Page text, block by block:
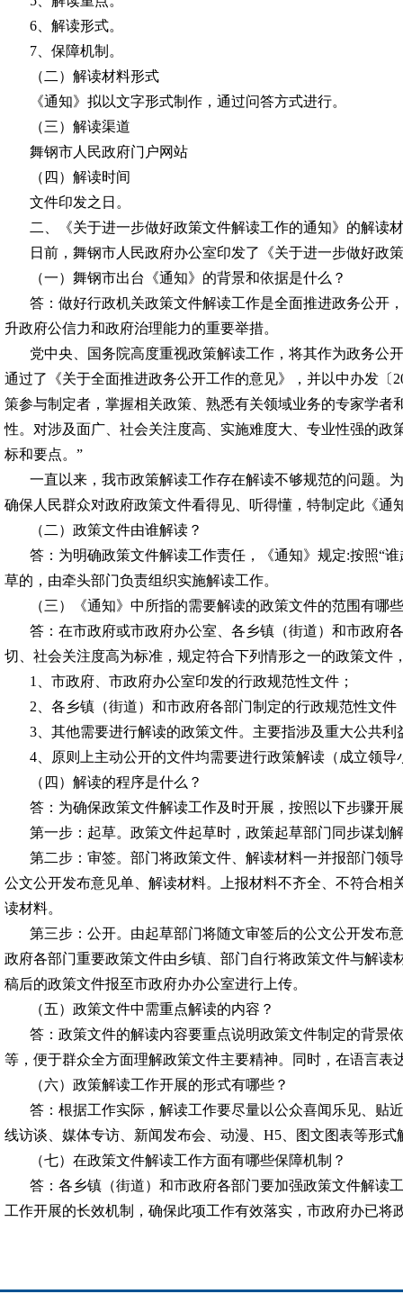
6、解读形式。
7、保障机制。
（二）解读材料形式
《通知》拟以文字形式制作，通过问答方式进行。
（三）解读渠道
舞钢市人民政府门户网站
（四）解读时间
文件印发之日。
二、《关于进一步做好政策文件解读工作的通知》的解读
日前， 舞钢市人民政府办公室印发了《关于进一步做好政
（一） 舞钢市出台《通知》的背景和依据是什么？
答：做好行政机关政策文件解读工作是全面推进政务公开
升政府公信力和政府治理能力的重要举措。
党中央、国务院高度重视政策解读工作，将其作为政务公
通过了《关于全面推进政务公开工作的意见》，并以中办发〔
策参与制定者，掌握相关政策、熟悉有关领域业务的专家学
性。对涉及面广、社会关注度高、实施难度大、专业性强的
标和要点。”
一直以来，我市政策解读工作存在解读不够规范的问题。
确保人民群众对政府政策文件看得见、听得懂，特制定此《通
（二）政策文件由谁解读？
答：为明确政策文件解读工作责任，《通知》规定:按照“
草的，由牵头部门负责组织实施解读工作。
（三）《通知》中所指的需要解读的政策文件的范围有哪
答：在市政府或市政府办公室、各乡镇（街道）和市政府
切、社会关注度高为标准，规定符合下列情形之一的政策文件
1、市政府、市政府办公室印发的行政规范性文件；
2、各乡镇（街道）和市政府各部门制定的行政规范性文件
3、其他需要进行解读的政策文件。主要指涉及重大公共
4、原则上主动公开的文件均需要进行政策解读（成立领
（四）解读的程序是什么？
答：为确保政策文件解读工作及时开展，按照以下步骤开
第一步：起草。政策文件起草时，政策起草部门同步谋划
第二步：审签。部门将政策文件、解读材料一并报部门领
公文公开发布意见单、解读材料。上报材料不齐全、不符合
读材料。
第三步：公开。由起草部门将随文审签后的公文公开发布
政府各部门重要政策文件由乡镇、部门自行将政策文件与解读
稿后的政策文件报至市政府办办公室进行上传。
（五）政策文件中需重点解读的内容？
答：政策文件的解读内容要重点说明政策文件制定的背景
等，便于群众全方面理解政策文件主要精神。同时，在语言
（六）政策解读工作开展的形式有哪些？
答：根据工作实际，解读工作要尽量以公众喜闻乐见、贴
线访谈、媒体专访、新闻发布会、动漫、 H5、图文图表等形式
（七）在政策文件解读工作方面有哪些保障机制？
答：各乡镇（街道）和市政府各部门要加强政策文件解读
工作开展的长效机制，确保此项工作有效落实，市政府办已